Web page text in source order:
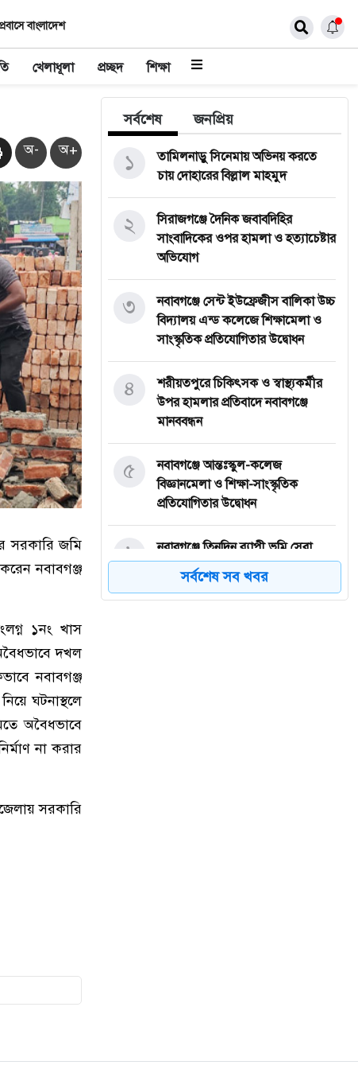
বাংলাদেশ
খেলাধূলা প্রচ্ছদ শিক্ষা
অ- অ+
সরকারি জমি
নবাবগঞ্জ
১নং খাস
দখল
নবাবগঞ্জ
ঘটনাস্থলে
অবৈধভাবে
না করার
সরকারি
সর্বশেষ জনপ্রিয়
তামিলনাড়ু সিনেমায় অভিনয় করতে
চায় দোহারের বিল্লাল মাহমুদ
১
সিরাজগঞ্জে দৈনিক জবাবদিহির
সাংবাদিকের ওপর হামলা ও হত্যাচেষ্টার
অভিযোগ
২
নবাবগঞ্জে সেন্ট ইউফ্রেজীস বালিকা উচ্চ
বিদ্যালয় এন্ড কলেজে শিক্ষামেলা ও
সাংস্কৃতিক প্রতিযোগিতার উদ্বোধন
৩
শরীয়তপুরে চিকিৎসক ও স্বাস্থ্যকর্মীর
উপর হামলার প্রতিবাদে নবাবগঞ্জে
মানববন্ধন
৪
নবাবগঞ্জে আন্তঃস্কুল-কলেজ
বিজ্ঞানমেলা ও শিক্ষা-সাংস্কৃতিক
প্রতিযোগিতার উদ্বোধন
৫
নবাবগঞ্জে তিনদিন ব্যাপী ভূমি সেবা
মেলার উদ্বোধন
৬
ও নগদ টাকা লুট
সর্বশেষ সব খবর